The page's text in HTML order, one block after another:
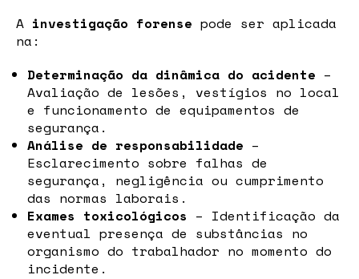
A investigação forense pode ser aplicada
na:
Determinação da dinâmica do acidente –
Avaliação de lesões, vestígios no local
e funcionamento de equipamentos de
segurança.
Análise de responsabilidade –
Esclarecimento sobre falhas de
segurança, negligência ou cumprimento
das normas laborais.
Exames toxicológicos – Identificação da
eventual presença de substâncias no
organismo do trabalhador no momento do
incidente.